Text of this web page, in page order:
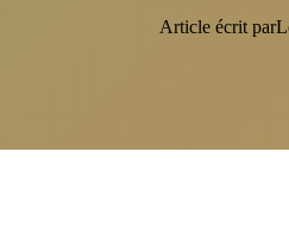
Article écrit par